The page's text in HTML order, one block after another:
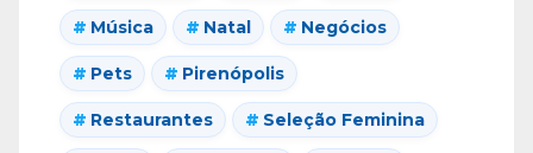
Música Natal Negócios
Pets Pirenópolis
Restaurantes Seleção Feminina